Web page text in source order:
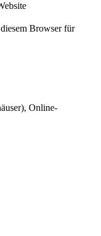
Browser für
Online-